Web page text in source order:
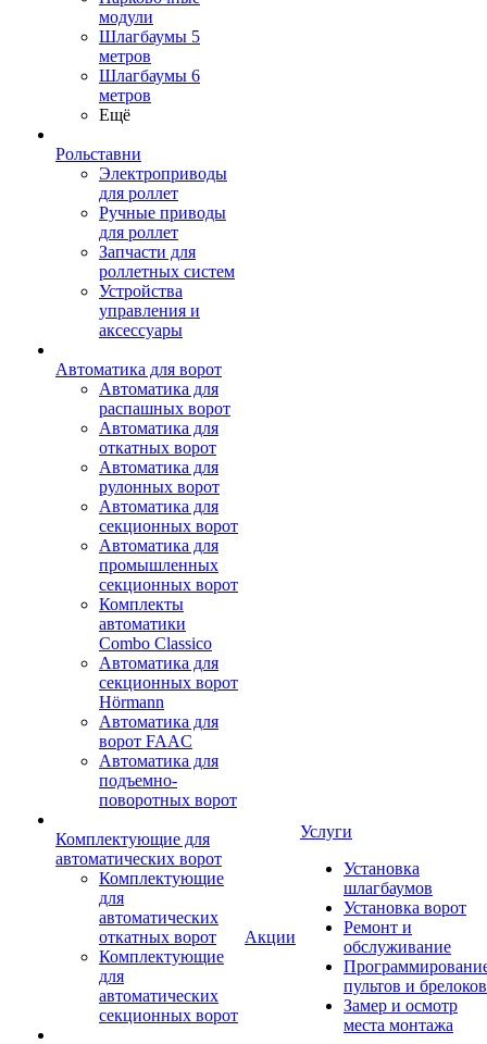
модули
Шлагбаумы 5
метров
Шлагбаумы 6
метров
Ещё
Рольставни
Электроприводы
для роллет
Ручные приводы
для роллет
Запчасти для
роллетных систем
Устройства
управления и
аксессуары
Автоматика для ворот
Автоматика для
распашных ворот
Автоматика для
откатных ворот
Автоматика для
рулонных ворот
Автоматика для
секционных ворот
Автоматика для
промышленных
секционных ворот
Комплекты
автоматики
Combo Classico
Автоматика для
секционных ворот
Hörmann
Автоматика для
ворот FAAC
Автоматика для
подъемно-
поворотных ворот
Комплектующие для
автоматических ворот
Комплектующие
для
автоматических
откатных ворот
Комплектующие
для
автоматических
секционных ворот
Акции
Услуги
Установка
шлагбаумов
Установка ворот
Ремонт и
обслуживание
пультов и брелоков
Замер и осмотр
места монтажа